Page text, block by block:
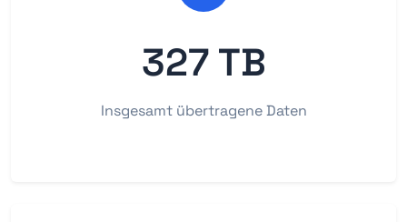
327 TB
Insgesamt übertragene Daten